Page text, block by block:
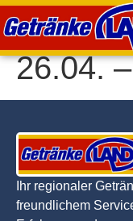
springen
26.04.
Ihr regionaler
freundlichem